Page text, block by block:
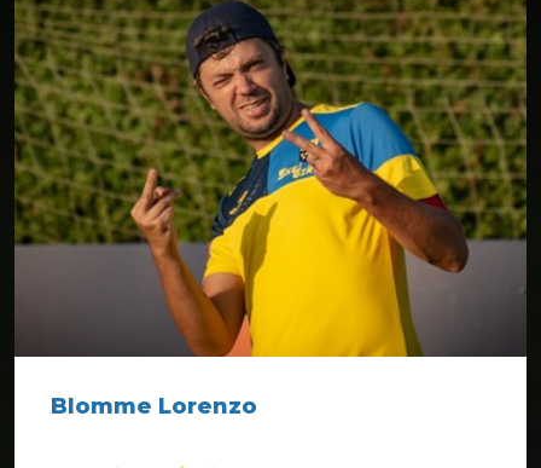
Blomme Lorenzo